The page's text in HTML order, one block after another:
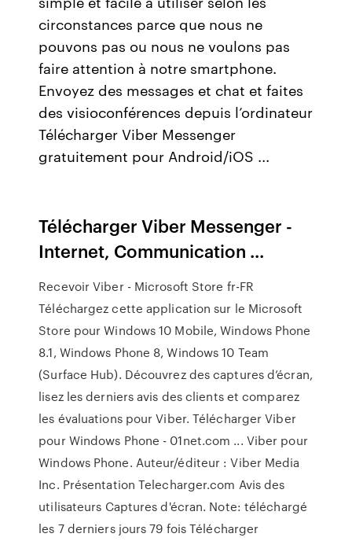
circonstances parce que nous ne
pouvons pas ou nous ne voulons pas
faire attention à notre smartphone.
Envoyez des messages et chat et faites
des visioconférences depuis l’ordinateur
Télécharger Viber Messenger
gratuitement pour Android/iOS ...
Télécharger Viber Messenger -
Internet, Communication ...
Recevoir Viber - Microsoft Store fr-FR
Téléchargez cette application sur le Microsoft
Store pour Windows 10 Mobile, Windows Phone
8.1, Windows Phone 8, Windows 10 Team
(Surface Hub). Découvrez des captures d’écran,
lisez les derniers avis des clients et comparez
les évaluations pour Viber. Télécharger Viber
pour Windows Phone - 01net.com ... Viber pour
Windows Phone. Auteur/éditeur : Viber Media
Inc. Présentation Telecharger.com Avis des
utilisateurs Captures d'écran. Note: téléchargé
les 7 derniers jours 79 fois Télécharger